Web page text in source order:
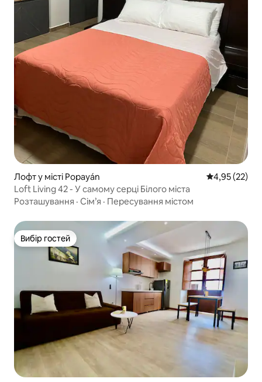
Лофт у місті Popayán Середня
4,95 (22)
Loft Living 42 - У самому серці Білого міста
Розташування · Сім’я · Пересування містом
Вибір гостей
Вибір гостей